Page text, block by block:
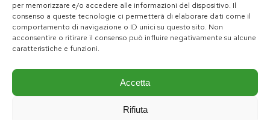
per memorizzare e/o accedere alle informazioni del dispositivo. Il
consenso a queste tecnologie ci permetterà di elaborare dati come il
comportamento di navigazione o ID unici su questo sito. Non
acconsentire o ritirare il consenso può influire negativamente su alcune
caratteristiche e funzioni.
Accetta
Rifiuta
pd@consiglio.regione.lombardia.it
ufficiostampa.pd@consiglio.regione.lombardia.it
Pagine Facebook Gruppo Consiliare PD LombardiaPagina Messenger Gruppo Consiliare PD LombardiaPagina Instagram Gruppo PD LombardiaPagina Youtube Gruppo PD Lombardia